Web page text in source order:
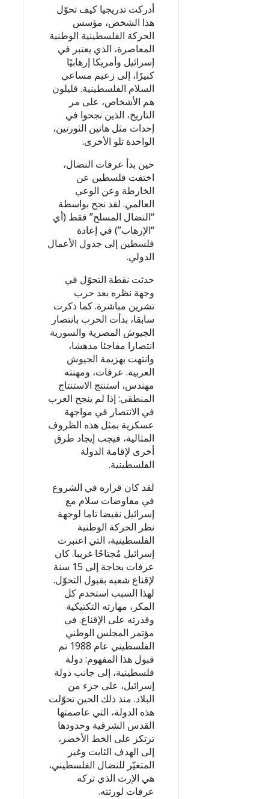
أدركت تدريجيا كيف تحوّل
هذا الشخص، مؤسس
الحركة الفلسطينية الوطنية
المعاصرة، الذي يعتبر في
إسرائيل وأمريكا إرهابيًا
كبيرًا، إلى زعيم مساعي
السلام الفلسطينية. قليلون
هم الأشخاص، على مر
التاريخ، الذين نجحوا في
إحداث مثل هاتين الثورتين،
الواحدة تلو الأخرى.
حين بدأ عرفات النضال،
اختفت فلسطين عن
الخارطة وعن الوعي
العالمي. لقد نجح بواسطة
“النضال المسلح” فقط (أي
“الإرهاب”) في إعادة
فلسطين إلى جدول الأعمال
الدولي.
حدثت نقطة التحوّل في
وجهة نظره بعد حرب
تشرين مباشرة. كما ذكرت
سابقا، بدأت الحرب بانتصار
الجيوش المصرية والسورية
انتصارا مفاجئا مدهشا،
وانتهت بهزيمة الجيوش
العربية. عرفات، ومهنته
مهندس، استنتج الاستنتاج
المنطقي: إذا لم ينجح العرب
في الانتصار في مواجهة
عسكرية بمثل هذه الظروف
المثالية، فيجب إيجاد طرق
أخرى لإقامة الدولة
الفلسطينية.
لقد كان قراره في الشروع
في مفاوضات سلام مع
إسرائيل نقيضا تاما لوجهة
نظر الحركة الوطنية
الفلسطينية، التي اعتبرت
إسرائيل مُجتاحًا غريبا. كان
عرفات بحاجة إلى 15 سنة
لإقناع شعبه بقبول التحوّل.
لهذا السبب استخدم كل
المكر، مهارته التكتيكية
وقدرته على الإقناع. في
مؤتمر المجلس الوطني
الفلسطيني عام 1988 تم
قبول هذا المفهوم: دولة
فلسطينية، إلى جانب دولة
إسرائيل، على جزء من
البلاد. منذ ذلك الحين تحوّلت
هذه الدولة، التي عاصمتها
القدس الشرقية وحدودها
ترتكز على الخط الأخضر،
إلى الهدف الثابت وغير
المتغيّر للنضال الفلسطيني،
هي الإرث الذي تركه
عرفات لورثته.